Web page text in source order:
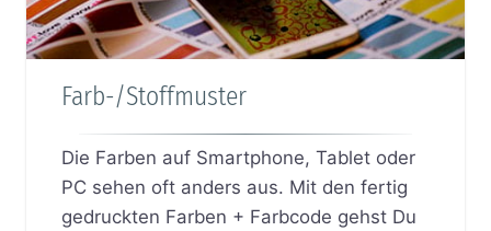
Farb-/Stoffmuster
Die Farben auf Smartphone, Tablet oder
PC sehen oft anders aus. Mit den fertig
gedruckten Farben + Farbcode gehst Du